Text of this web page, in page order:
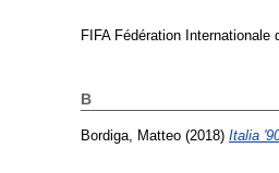
FIFA Fédération
B
Bordiga, Matteo (2018) Italia